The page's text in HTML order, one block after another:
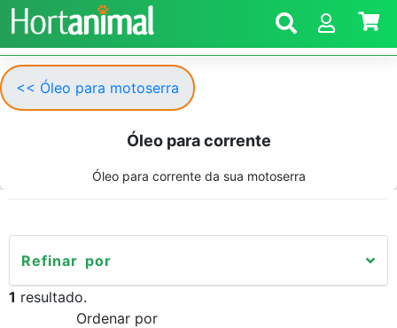
<< Óleo para motoserra
Óleo para corrente
Óleo para corrente da sua motoserra
Refinar por
1 resultado.
Ordenar por